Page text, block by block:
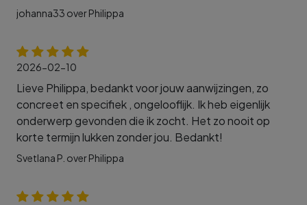
johanna33 over Philippa
2026-02-10
Lieve Philippa, bedankt voor jouw aanwijzingen, zo
concreet en specifiek , ongelooflijk. Ik heb eigenlijk
onderwerp gevonden die ik zocht. Het zo nooit op
korte termijn lukken zonder jou. Bedankt!
Svetlana P. over Philippa